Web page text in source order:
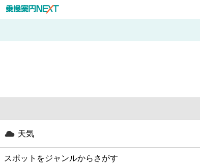
天気
スポットをジャンルからさがす